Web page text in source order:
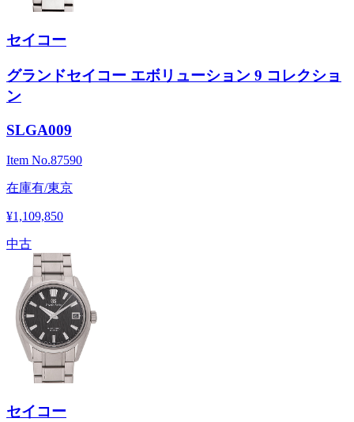
セイコー
グランドセイコー エボリューション 9 コレクショ
ン
SLGA009
Item No.87590
在庫有/東京
¥1,109,850
中古
セイコー